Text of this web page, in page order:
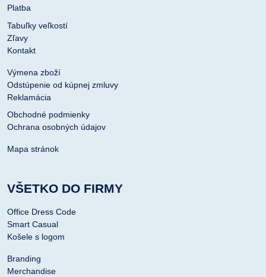
Platba
Tabuľky veľkostí
Zľavy
Kontakt
Výmena zboží
Odstúpenie od kúpnej zmluvy
Reklamácia
Obchodné podmienky
Ochrana osobných údajov
Mapa stránok
VŠETKO DO FIRMY
Office Dress Code
Smart Casual
Košele s logom
Branding
Merchandise